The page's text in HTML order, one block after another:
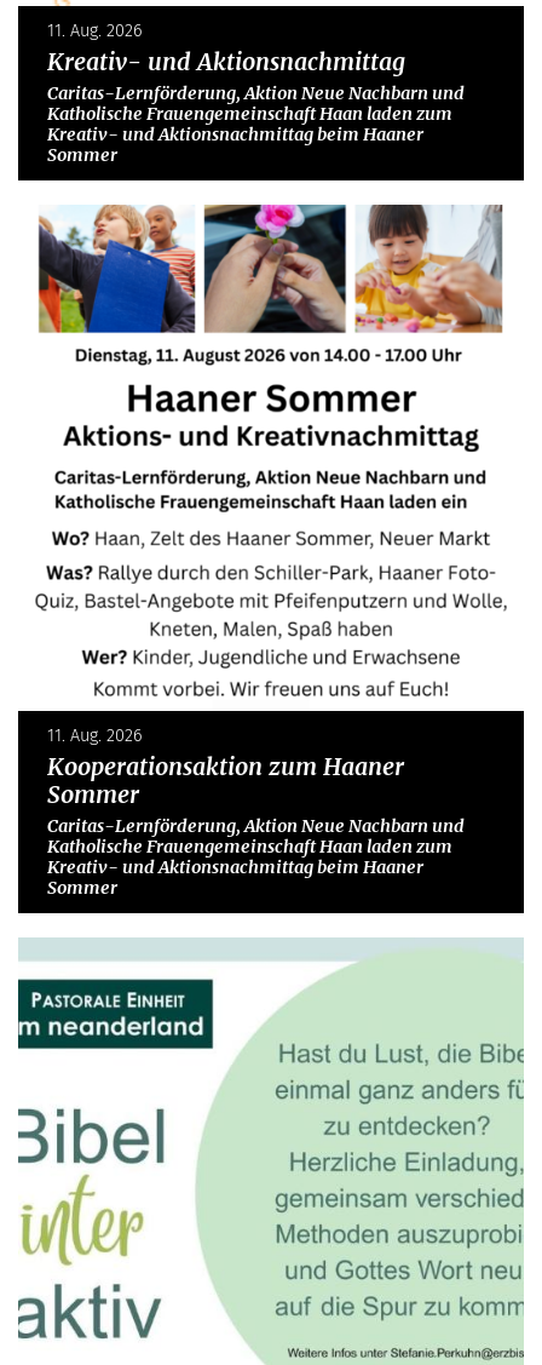
11. Aug. 2026
Kreativ- und Aktionsnachmittag
Caritas-Lernförderung, Aktion Neue Nachbarn und
Katholische Frauengemeinschaft Haan laden zum
Kreativ- und Aktionsnachmittag beim Haaner
Sommer
11. Aug. 2026
Kooperationsaktion zum Haaner
Sommer
Caritas-Lernförderung, Aktion Neue Nachbarn und
Katholische Frauengemeinschaft Haan laden zum
Kreativ- und Aktionsnachmittag beim Haaner
Sommer